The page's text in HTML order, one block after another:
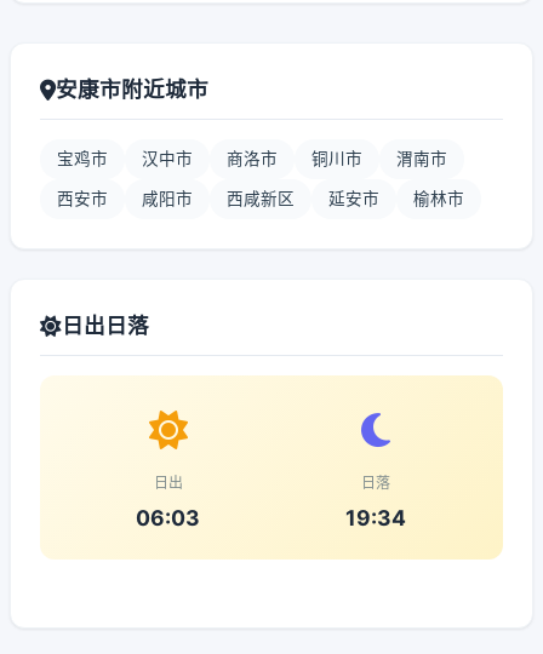
安康市附近城市
宝鸡市 汉中市 商洛市 铜川市 渭南市
西安市 咸阳市 西咸新区 延安市 榆林市
日出日落
日出
06:03
日落
19:34